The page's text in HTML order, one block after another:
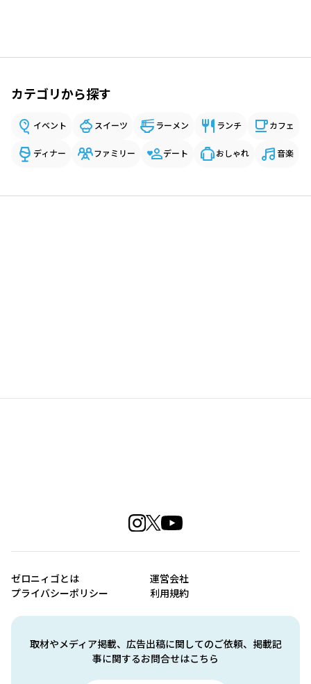
カテゴリから探す
イベント スイーツ ラーメン ランチ カフェ
ディナー ファミリー デート おしゃれ 音楽
取材やメディア掲載、広告出稿に関してのご依頼、掲載記
事に関するお問合せはこちら
ゼロニィゴとは
運営会社
プライバシーポリシー
利用規約